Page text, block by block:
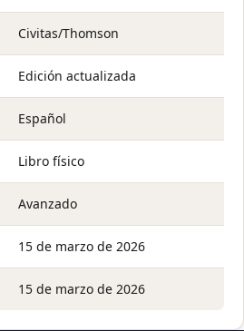
Civitas/Thomson
Edición actualizada
Español
Libro físico
Avanzado
15 de marzo de 2026
15 de marzo de 2026